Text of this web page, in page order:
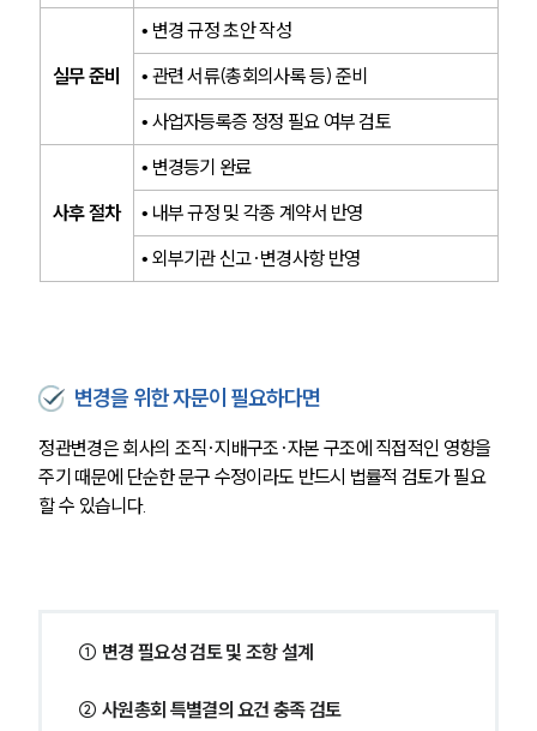
대륜법률상담예약
대륜법률상담예약
실무 준비
• 변경 규정 초안 작성
• 관련 서류(총회의사록 등) 준비
• 사업자등록증 정정 필요 여부 검토
사후 절차
• 변경등기 완료
• 내부 규정 및 각종 계약서 반영
• 외부기관 신고·변경사항 반영
변경을 위한 자문이 필요하다면
정관변경은 회사의 조직·지배구조·자본 구조에 직접적인 영향을
주기 때문에 단순한 문구 수정이라도 반드시 법률적 검토가 필요
할 수 있습니다.
① 변경 필요성 검토 및 조항 설계
② 사원총회 특별결의 요건 충족 검토